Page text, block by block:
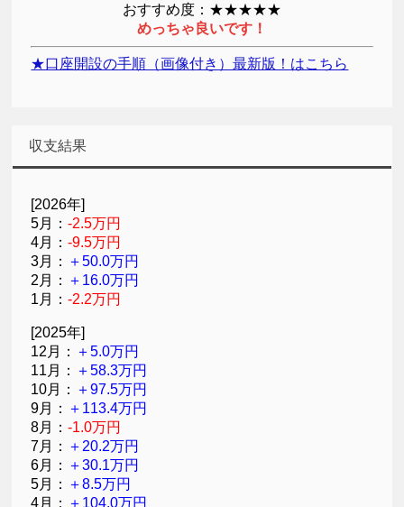
おすすめ度：★★★★★
めっちゃ良いです！
★口座開設の手順（画像付き）最新版！はこちら
収支結果
[2026年]
5月：-2.5万円
4月：-9.5万円
3月： ＋50.0万円
2月： ＋16.0万円
1月：-2.2万円
[2025年]
12月： ＋5.0万円
11月： ＋58.3万円
10月： ＋97.5万円
9月： ＋113.4万円
8月：-1.0万円
7月： ＋20.2万円
6月： ＋30.1万円
5月： ＋8.5万円
4月： ＋104.0万円